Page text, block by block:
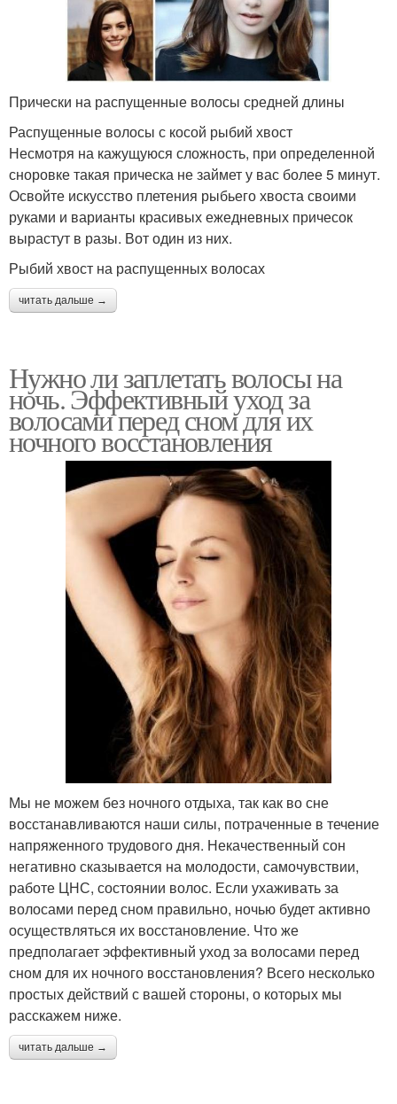
Прически на распущенные волосы средней длины
Распущенные волосы с косой рыбий хвост
Несмотря на кажущуюся сложность, при определенной
сноровке такая прическа не займет у вас более 5 минут.
Освойте искусство плетения рыбьего хвоста своими
руками и варианты красивых ежедневных причесок
вырастут в разы. Вот один из них.
Рыбий хвост на распущенных волосах
читать дальше →
Нужно ли заплетать волосы на
ночь. Эффективный уход за
волосами перед сном для их
ночного восстановления
Мы не можем без ночного отдыха, так как во сне
восстанавливаются наши силы, потраченные в течение
напряженного трудового дня. Некачественный сон
негативно сказывается на молодости, самочувствии,
работе ЦНС, состоянии волос. Если ухаживать за
волосами перед сном правильно, ночью будет активно
осуществляться их восстановление. Что же
предполагает эффективный уход за волосами перед
сном для их ночного восстановления? Всего несколько
простых действий с вашей стороны, о которых мы
расскажем ниже.
читать дальше →